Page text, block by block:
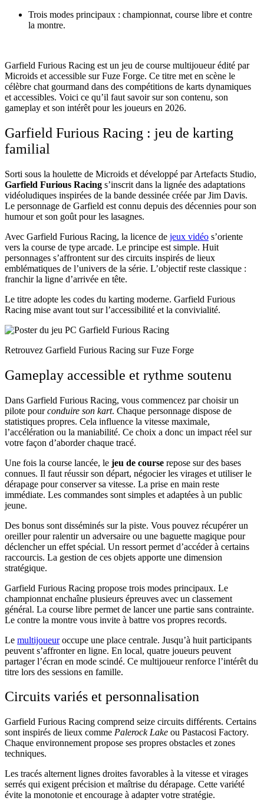
Trois modes principaux : championnat, course libre et contre
la montre.
Garfield Furious Racing est un jeu de course multijoueur édité par
Microids et accessible sur Fuze Forge. Ce titre met en scène le
célèbre chat gourmand dans des compétitions de karts dynamiques
et accessibles. Voici ce qu’il faut savoir sur son contenu, son
gameplay et son intérêt pour les joueurs en 2026.
Garfield Furious Racing : jeu de karting
familial
Sorti sous la houlette de Microids et développé par Artefacts Studio,
Garfield Furious Racing s’inscrit dans la lignée des adaptations
vidéoludiques inspirées de la bande dessinée créée par Jim Davis.
Le personnage de Garfield est connu depuis des décennies pour son
humour et son goût pour les lasagnes.
Avec Garfield Furious Racing, la licence de jeux vidéo s’oriente
vers la course de type arcade. Le principe est simple. Huit
personnages s’affrontent sur des circuits inspirés de lieux
emblématiques de l’univers de la série. L’objectif reste classique :
franchir la ligne d’arrivée en tête.
Le titre adopte les codes du karting moderne. Garfield Furious
Racing mise avant tout sur l’accessibilité et la convivialité.
Retrouvez Garfield Furious Racing sur Fuze Forge
Gameplay accessible et rythme soutenu
Dans Garfield Furious Racing, vous commencez par choisir un
pilote pourconduire son kart. Chaque personnage dispose de
statistiques propres. Cela influence la vitesse maximale,
l’accélération ou la maniabilité. Ce choix a donc un impact réel sur
votre façon d’aborder chaque tracé.
Une fois la course lancée, le jeu de course repose sur des bases
connues. Il faut réussir son départ, négocier les virages et utiliser le
dérapage pour conserver sa vitesse. La prise en main reste
immédiate. Les commandes sont simples et adaptées à un public
jeune.
Des bonus sont disséminés sur la piste. Vous pouvez récupérer un
oreiller pour ralentir un adversaire ou une baguette magique pour
déclencher un effet spécial. Un ressort permet d’accéder à certains
raccourcis. La gestion de ces objets apporte une dimension
stratégique.
Garfield Furious Racing propose trois modes principaux. Le
championnat enchaîne plusieurs épreuves avec un classement
général. La course libre permet de lancer une partie sans contrainte.
Le contre la montre vous invite à battre vos propres records.
Le multijoueuroccupe une place centrale. Jusqu’à huit participants
peuvent s’affronter en ligne. En local, quatre joueurs peuvent
partager l’écran en mode scindé. Ce multijoueur renforce l’intérêt du
titre lors des sessions en famille.
Circuits variés et personnalisation
Garfield Furious Racing comprend seize circuits différents. Certains
sont inspirés de lieux comme Palerock Lake ou Pastacosi Factory.
Chaque environnement propose ses propres obstacles et zones
techniques.
Les tracés alternent lignes droites favorables à la vitesse et virages
serrés qui exigent précision et maîtrise du dérapage. Cette variété
évite la monotonie et encourage à adapter votre stratégie.